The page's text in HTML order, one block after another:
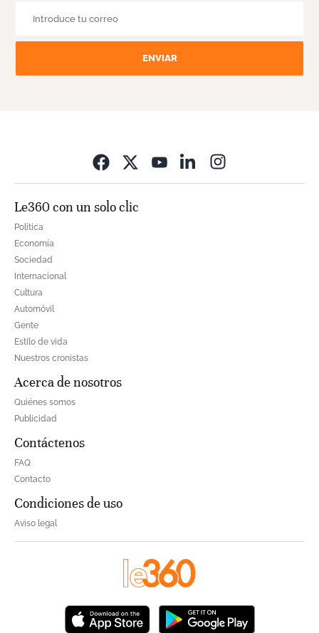
ENVIAR
Le360 con un solo clic
Política
Economía
Sociedad
Internacional
Cultura
Automóvil
Gente
Estilo de vida
Nuestros cronistas
Acerca de nosotros
Quiénes somos
Publicidad
Contáctenos
FAQ
Contacto
Condiciones de uso
Aviso legal